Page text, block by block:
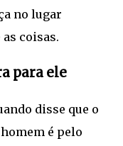
no lugar
coisas.
para ele
disse que o
é pelo